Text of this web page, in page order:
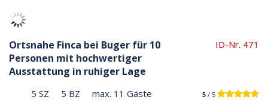
Ortsnahe Finca bei Buger für 10
Personen mit hochwertiger
Ausstattung in ruhiger Lage
ID-Nr. 471
5 SZ 5 BZ max. 11 Gäste 5 / 5